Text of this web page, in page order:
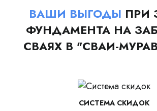
ВАШИ ВЫГОДЫ ПРИ
ФУНДАМЕНТА НА
СВАЯХ В "СВАИ-
СИСТЕМА СКИДОК